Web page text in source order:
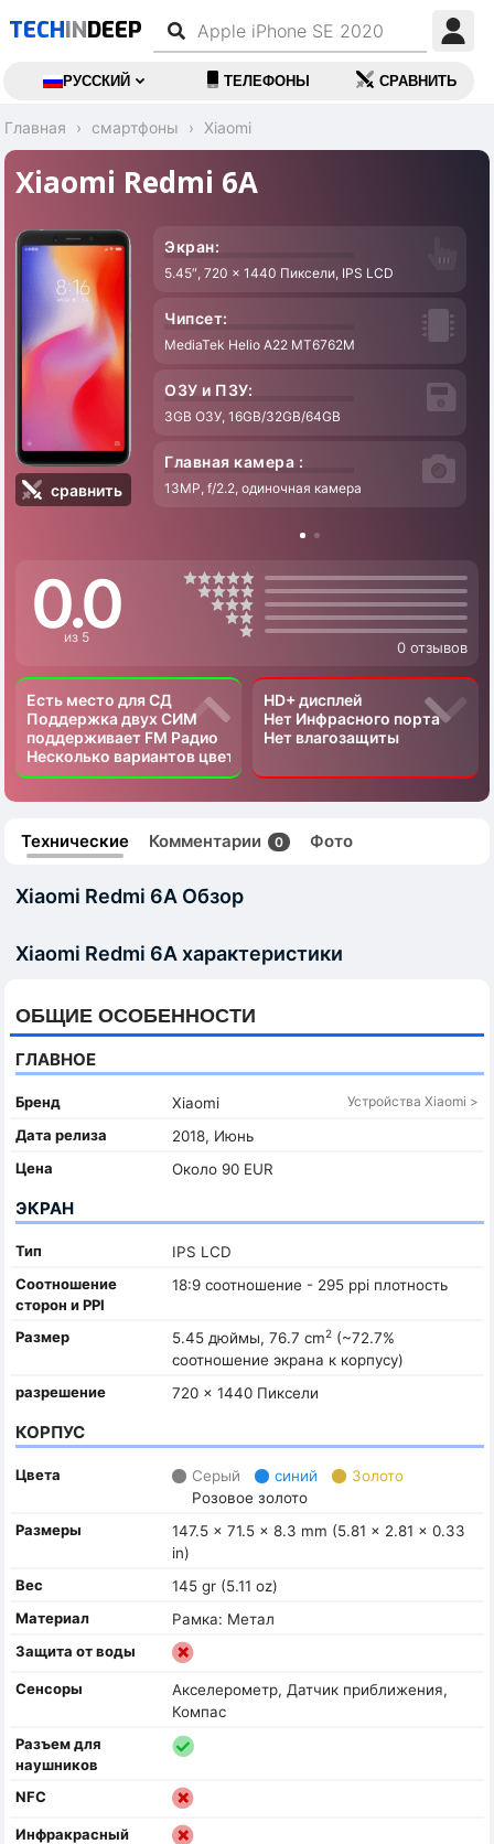
TECHINDEEP
РУССКИЙ ТЕЛЕФОНЫ СРАВНИТЬ
Главная смартфоны Xiaomi
Xiaomi Redmi 6A
сравнить
Экран:
5.45″, 720 x 1440 Пиксели, IPS LCD
Чипсет:
MediaTek Helio A22 MT6762M
ОЗУ и ПЗУ:
3GB ОЗУ, 16GB/32GB/64GB
Главная камера :
13MP, f/2.2, одиночная камера
0.0
из 5
0 отзывов
Есть место для СД
Поддержка двух СИМ
поддерживает FM Радио
Несколько вариантов цвета
HD+ дисплей
Нет Инфрасного порта
Нет влагозащиты
Технические Комментарии 0 Фото
Xiaomi Redmi 6A Обзор
Xiaomi Redmi 6A характеристики
ОБЩИЕ ОСОБЕННОСТИ
ГЛАВНОЕ
Бренд Xiaomi Устройства Xiaomi >
Дата релиза
2018, Июнь
Цена
Около 90 EUR
ЭКРАН
Тип
IPS LCD
Соотношение
сторон и PPI
18:9 соотношение - 295 ppi плотность
Размер 5.45 дюймы, 76.7 cm2(~72.7%
соотношение экрана к корпусу)
разрешение
720 x 1440 Пиксели
КОРПУС
Цвета Серый синий
Золото
Розовое золото
Размеры
147.5 x 71.5 x 8.3 mm (5.81 x 2.81 x 0.33
in)
Вес
145 gr (5.11 oz)
Материал
Рамка: Метал
Защита от воды
Сенсоры
Акселерометр, Датчик приближения,
Компас
Разъем для
наушников
NFC
Инфракрасный